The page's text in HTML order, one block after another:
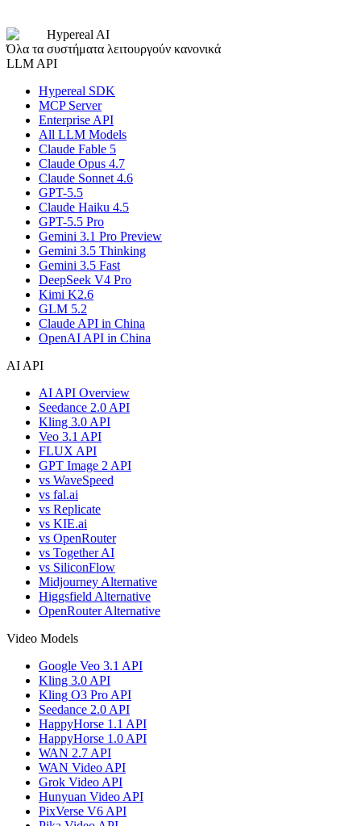
Hypereal AI
Όλα τα συστήματα λειτουργούν κανονικά
LLM API
Hypereal SDK
MCP Server
Enterprise API
All LLM Models
Claude Fable 5
Claude Opus 4.7
Claude Sonnet 4.6
GPT-5.5
Claude Haiku 4.5
GPT-5.5 Pro
Gemini 3.1 Pro Preview
Gemini 3.5 Thinking
Gemini 3.5 Fast
DeepSeek V4 Pro
Kimi K2.6
GLM 5.2
Claude API in China
OpenAI API in China
AI API
AI API Overview
Seedance 2.0 API
Kling 3.0 API
Veo 3.1 API
FLUX API
GPT Image 2 API
vs WaveSpeed
vs fal.ai
vs Replicate
vs KIE.ai
vs OpenRouter
vs Together AI
vs SiliconFlow
Midjourney Alternative
Higgsfield Alternative
OpenRouter Alternative
Video Models
Google Veo 3.1 API
Kling 3.0 API
Kling O3 Pro API
Seedance 2.0 API
HappyHorse 1.1 API
HappyHorse 1.0 API
WAN 2.7 API
WAN Video API
Grok Video API
Hunyuan Video API
PixVerse V6 API